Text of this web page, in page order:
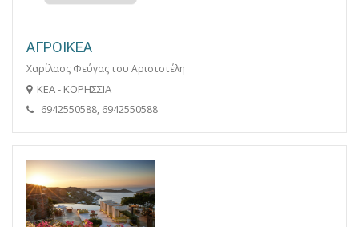
ΑΓΡΟΙΚΕΑ
Χαρίλαος Φεύγας του Αριστοτέλη
ΚΕΑ - ΚΟΡΗΣΣΙΑ
6942550588, 6942550588